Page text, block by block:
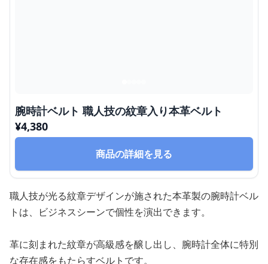
腕時計ベルト 職人技の紋章入り本革ベルト
¥4,380
商品の詳細を見る
職人技が光る紋章デザインが施された本革製の腕時計ベル
トは、ビジネスシーンで個性を演出できます。
革に刻まれた紋章が高級感を醸し出し、腕時計全体に特別
な存在感をもたらすベルトです。